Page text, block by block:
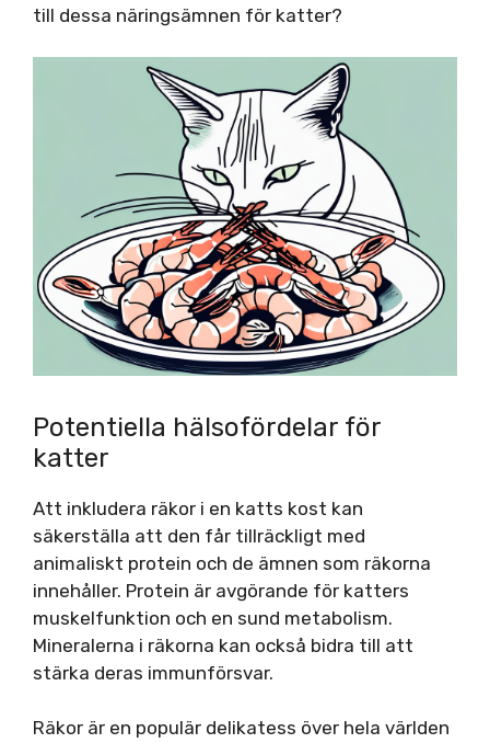
till dessa näringsämnen för katter?
Potentiella hälsofördelar för
katter
Att inkludera räkor i en katts kost kan
säkerställa att den får tillräckligt med
animaliskt protein och de ämnen som räkorna
innehåller. Protein är avgörande för katters
muskelfunktion och en sund metabolism.
Mineralerna i räkorna kan också bidra till att
stärka deras immunförsvar.
Räkor är en populär delikatess över hela världen